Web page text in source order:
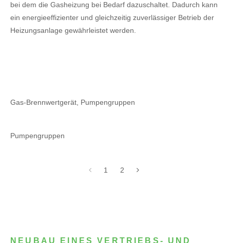
bei dem die Gasheizung bei Bedarf dazuschaltet. Dadurch kann
ein energieeffizienter und gleichzeitig zuverlässiger Betrieb der
Heizungsanlage gewährleistet werden.
Gas-Brennwertgerät, Pumpengruppen
Pumpengruppen
1 2
NEUBAU EINES VERTRIEBS- UND